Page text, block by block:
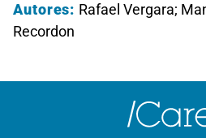
Autores: Rafael Vergara;
Recordon